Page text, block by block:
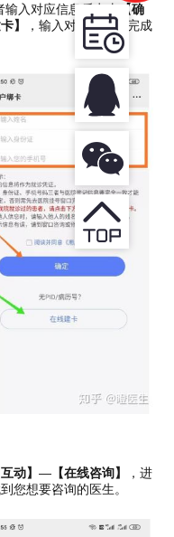
输入对应信息后点击
【确
】
，输入对应信息，完成
动】 —【在线咨询】
，进
您想要咨询的医生。